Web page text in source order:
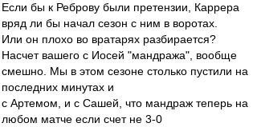
Если бы к Реброву были претензии, Каррера
вряд ли бы начал сезон с ним в воротах.
Или он плохо во вратарях разбирается?
Насчет вашего с Иосей "мандража", вообще
смешно. Мы в этом сезоне столько пустили на
последних минутах и
с Артемом, и с Сашей, что мандраж теперь на
любом матче если счет не 3-0